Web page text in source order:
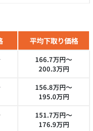
平均下取り価格
166.7万円～
200.3万円
156.8万円～
195.0万円
151.7万円～
176.9万円